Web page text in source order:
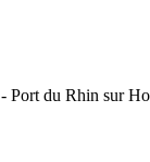
Port du Rhin sur